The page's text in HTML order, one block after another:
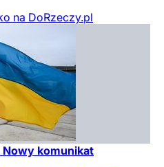
na DoRzeczy.pl
Nowy komunikat